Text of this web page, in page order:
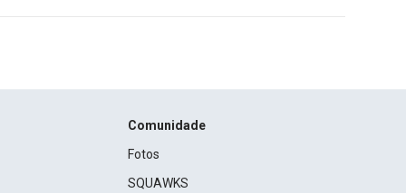
Comunidade
Fotos
SQUAWKS